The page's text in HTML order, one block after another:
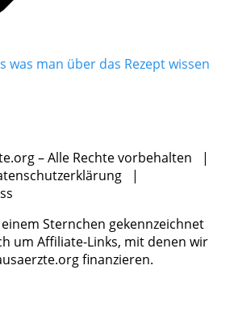
was man über das Rezept wissen
– Alle Rechte vorbehalten |
|
Sternchen gekennzeichnet
um Affiliate-Links, mit denen wir
finanzieren.